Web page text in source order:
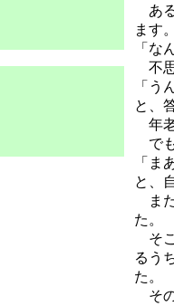
ある
ます。
「な
不思
「う
と、
年老
でも
「ま
と、
また
た。
そこ
るう
た。
その